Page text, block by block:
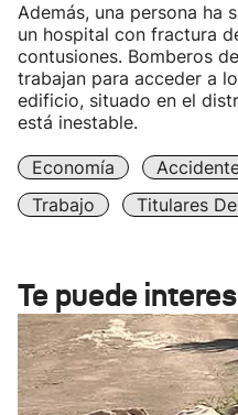
Además, una persona ha
un hospital con fractura
contusiones. Bomberos
trabajan para acceder a
edificio, situado en el
está inestable.
Economía
Trabajo
Titulares
Te puede